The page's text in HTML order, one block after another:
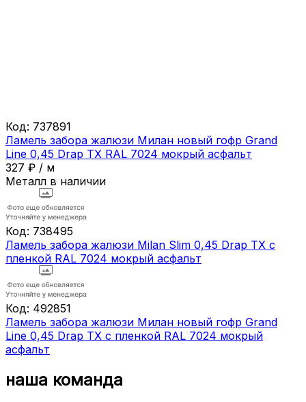
Код: 737891
Ламель забора жалюзи Милан новый гофр Grand
Line 0,45 Drap ТХ RAL 7024 мокрый асфальт
327 ₽ / м
Металл в наличии
Код: 738495
Ламель забора жалюзи Milan Slim 0,45 Drap TX с
пленкой RAL 7024 мокрый асфальт
Код: 492851
Ламель забора жалюзи Милан новый гофр Grand
Line 0,45 Drap ТХ с пленкой RAL 7024 мокрый
асфальт
наша команда